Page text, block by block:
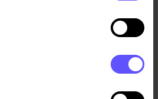
tlf 90 50 51 75,
Strachan i Bane NOR Eiendom,